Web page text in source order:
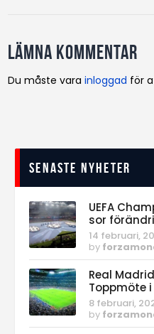
Lämna kommentar
Du måste varainloggad för
Senaste nyheter
UEFA
sor
14 februari,
by
Real
Toppmöte i
8 februari,
by